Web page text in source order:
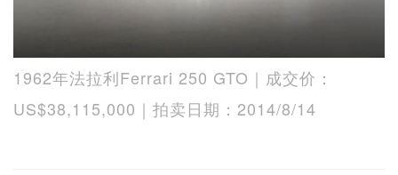
1962年法拉利Ferrari 250 GTO｜成交价：
US$38,115,000｜拍卖日期：2014/8/14